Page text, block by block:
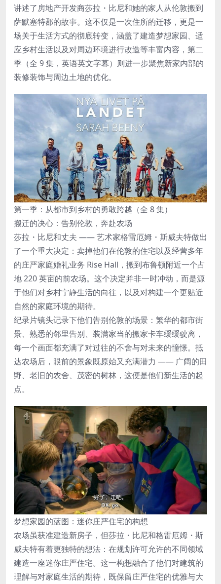
讲述了房地产开发商莎拉・比尼和她的家人从伦敦搬到
萨默塞特郡的故事。这不仅是一次住所的迁移，更是一
场关于生活方式的彻底转变，涵盖了建造梦想家园、适
应乡村生活以及对周边环境进行改造等丰富内容，第二
季（全 9 集，英语英文字幕）则进一步聚焦新家内部的
装修装饰与周边土地的优化。
第一季：从都市到乡村的勇敢跨越（全 8 集）
搬迁的决心：告别伦敦，奔赴农场
莎拉・比尼和丈夫 —— 艺术家格雷厄姆・斯威夫特做出
了一个重大决定：卖掉他们在伦敦的住宅以及经营多年
的庄严家庭婚礼业务 Rise Hall，搬到布鲁顿附近一个占
地 220 英亩的前农场。这个决定并非一时冲动，而是源
于他们对乡村宁静生活的向往，以及对构建一个更贴近
自然的家庭环境的期待。
纪录片镜头记录下他们告别伦敦的场景：繁华的都市街
景、熟悉的邻里告别、装满家当的搬家卡车缓缓驶离，
每一个画面都充满了对过往的不舍与对未来的憧憬。抵
达农场后，眼前的景象既原始又充满潜力 —— 广阔的田
野、老旧的农舍、茂密的树林，这便是他们新生活的起
点。
梦想家园的蓝图：迷你庄严住宅的构想
农场虽获准建造新房子，但莎拉・比尼和格雷厄姆・斯
威夫特有着更独特的想法：在规划许可允许的不同领域
建造一座迷你庄严住宅。这一构想融合了他们对建筑的
理解与对家庭生活的期待，既保留庄严住宅的优雅与大